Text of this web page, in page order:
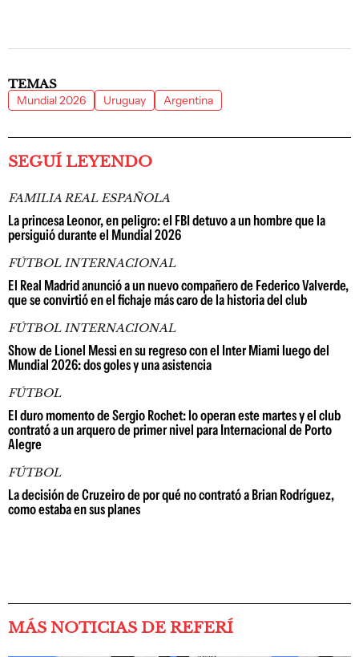
TEMAS
Mundial 2026 Uruguay Argentina
SEGUÍ LEYENDO
FAMILIA REAL ESPAÑOLA
La princesa Leonor, en peligro: el FBI detuvo a un hombre que la
persiguió durante el Mundial 2026
FÚTBOL INTERNACIONAL
El Real Madrid anunció a un nuevo compañero de Federico Valverde,
que se convirtió en el fichaje más caro de la historia del club
FÚTBOL INTERNACIONAL
Show de Lionel Messi en su regreso con el Inter Miami luego del
Mundial 2026: dos goles y una asistencia
FÚTBOL
El duro momento de Sergio Rochet: lo operan este martes y el club
contrató a un arquero de primer nivel para Internacional de Porto
Alegre
FÚTBOL
La decisión de Cruzeiro de por qué no contrató a Brian Rodríguez,
como estaba en sus planes
MÁS NOTICIAS DE REFERÍ